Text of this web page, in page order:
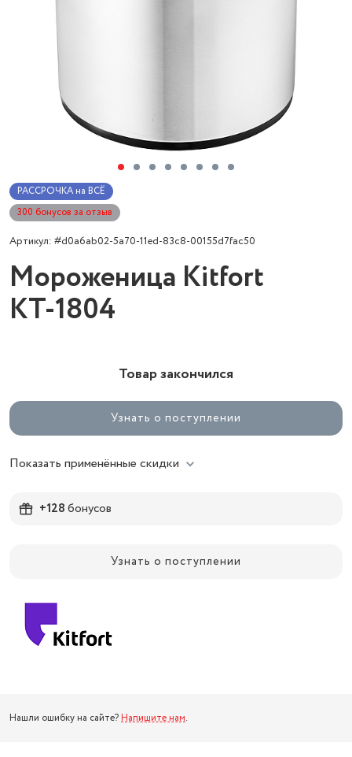
РАССРОЧКА на ВСЁ
300 бонусов за отзыв
Артикул: #d0a6ab02-5a70-11ed-83c8-00155d7fac50
Мороженица Kitfort
КТ-1804
Товар закончился
Узнать о поступлении
Показать применённые скидки
+128бонусов
Узнать о поступлении
Нашли ошибку на сайте? Напишите нам.